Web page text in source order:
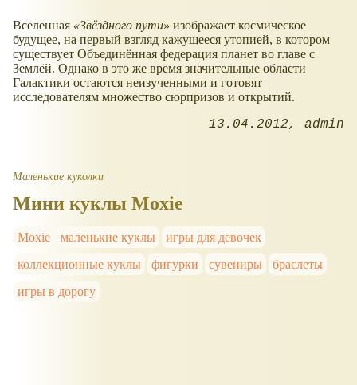
Вселенная «Звёздного пути» изображает космическое
будущее, на первый взгляд кажущееся утопией, в котором
существует Объединённая федерация планет во главе с
Землёй. Однако в это же время значительные области
Галактики остаются неизученными и готовят
исследователям множество сюрпризов и открытий.
13.04.2012 admin
Маленькие куколки
Мини куклы Moxie
Moxie маленькие куклы
игры для девочек
коллекционные куклы
фигурки сувениры
браслеты
игры в дорогу